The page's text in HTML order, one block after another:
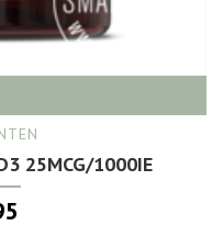
25MCG/1000IE